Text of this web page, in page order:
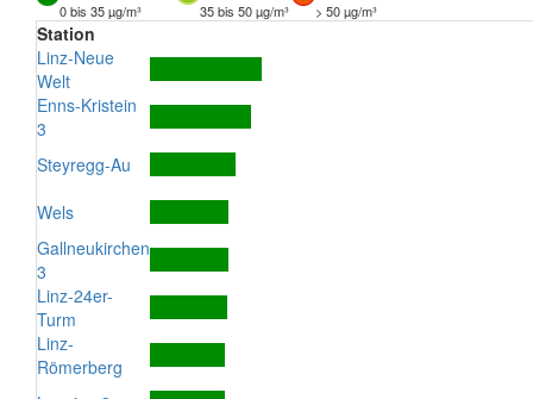
0 bis 35 µg/m³
35 bis 50 µg/m³ > 50 µg/m³
Station
Linz-Neue
Welt
Enns-Kristein
3
Steyregg-Au
Wels
Gallneukirchen
3
Linz-24er-
Turm
Linz-
Römerberg